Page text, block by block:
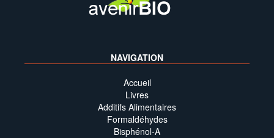
NAVIGATION
Accueil
Livres
Additifs Alimentaires
Formaldéhydes
Bisphénol-A